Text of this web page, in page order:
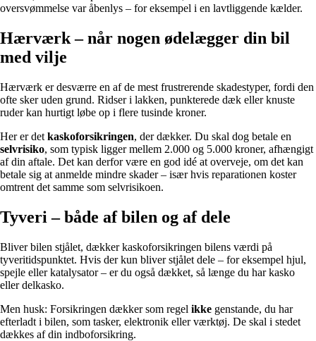
oversvømmelse var åbenlys – for eksempel i en lavtliggende kælder.
Hærværk – når nogen ødelægger din bil
med vilje
Hærværk er desværre en af de mest frustrerende skadestyper, fordi den
ofte sker uden grund. Ridser i lakken, punkterede dæk eller knuste
ruder kan hurtigt løbe op i flere tusinde kroner.
Her er det kaskoforsikringen, der dækker. Du skal dog betale en
selvrisiko, som typisk ligger mellem 2.000 og 5.000 kroner, afhængigt
af din aftale. Det kan derfor være en god idé at overveje, om det kan
betale sig at anmelde mindre skader – især hvis reparationen koster
omtrent det samme som selvrisikoen.
Tyveri – både af bilen og af dele
Bliver bilen stjålet, dækker kaskoforsikringen bilens værdi på
tyveritidspunktet. Hvis der kun bliver stjålet dele – for eksempel hjul,
spejle eller katalysator – er du også dækket, så længe du har kasko
eller delkasko.
Men husk: Forsikringen dækker som regel ikke genstande, du har
efterladt i bilen, som tasker, elektronik eller værktøj. De skal i stedet
dækkes af din indboforsikring.